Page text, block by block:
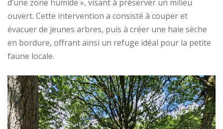
d’une zone humide », visant à préserver un milieu
ouvert. Cette intervention a consisté à couper et
évacuer de jeunes arbres, puis à créer une haie sèche
en bordure, offrant ainsi un refuge idéal pour la petite
faune locale.